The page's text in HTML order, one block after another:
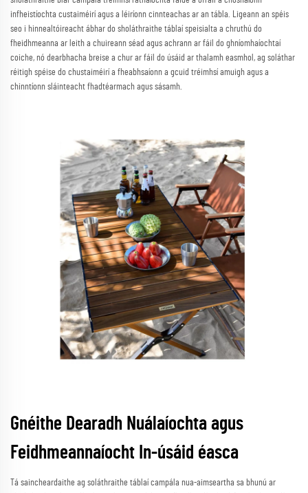
infheistíochta custaiméirí agus a léiríonn cinnteachas ar an tábla. Ligeann an spéis
seo i hinnealtóireacht ábhar do sholáthraithe táblaí speisialta a chruthú do
fheidhmeanna ar leith a chuireann séad agus achrann ar fáil do ghníomhaíochtaí
coiche, nó dearbhacha breise a chur ar fáil do úsáid ar thalamh easmhol, ag soláthar
réitigh spéise do chustaiméirí a fheabhsaíonn a gcuid tréimhsí amuigh agus a
chinntíonn sláinteacht fhadtéarmach agus sásamh.
Gnéithe Dearadh Nuálaíochta agus
Feidhmeannaíocht In-úsáid éasca
Tá saincheardaithe ag soláthraithe táblaí campála nua-aimseartha sa bhunú ar